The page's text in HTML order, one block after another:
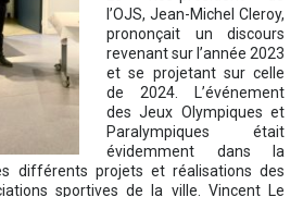
l’OJS, Jean-Michel Cleroy,
prononçait un discours
revenant sur l’année 2023
et se projetant sur celle
de 2024. L’événement
des Jeux Olympiques et
Paralympiques était
évidemment dans la
différents projets et réalisations des
sportives de la ville. Vincent Le